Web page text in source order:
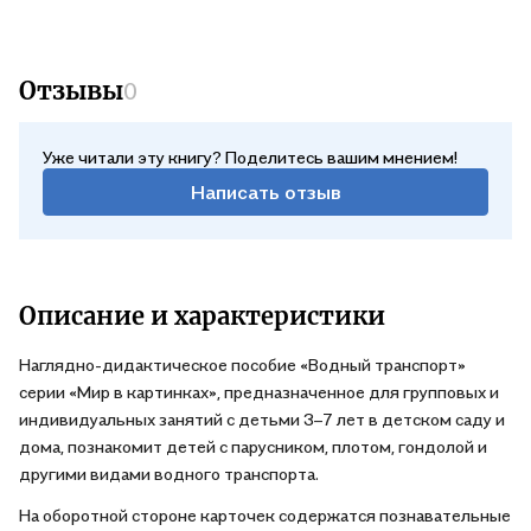
Отзывы0
Уже читали эту книгу? Поделитесь вашим мнением!
Написать отзыв
Описание и характеристики
Наглядно-дидактическое пособие «Водный транспорт»
серии «Мир в картинках», предназначенное для групповых и
индивидуальных занятий с детьми 3–7 лет в детском саду и
дома, познакомит детей с парусником, плотом, гондолой и
другими видами водного транспорта.
На оборотной стороне карточек содержатся познавательные